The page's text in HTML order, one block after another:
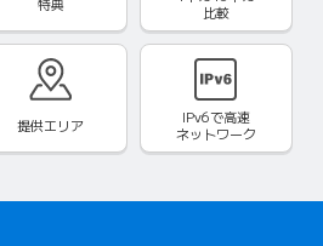
特典
比較
提供エリア IPv6で高速
ネットワーク